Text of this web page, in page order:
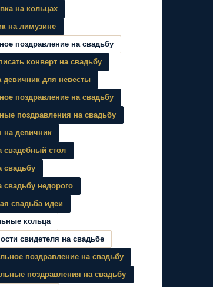
на кольцах
на лимузине
поздравление на свадьбу
конверт на свадьбу
девичник для невесты
поздравление на свадьбу
поздравления на свадьбу
на девичник
свадебный стол
свадьбу
свадьбу недорого
свадьба идеи
кольца
свидетеля на свадьбе
поздравление на свадьбу
поздравления на свадьбу